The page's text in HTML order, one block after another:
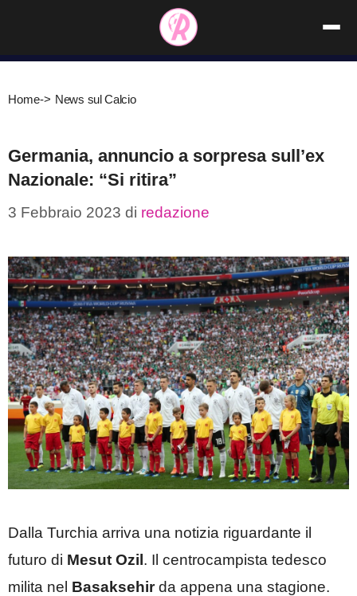
contenuto
Home-> News sul Calcio
Germania, annuncio a sorpresa sull’ex
Nazionale: “Si ritira”
3 Febbraio 2023 di redazione
Dalla Turchia arriva una notizia riguardante il
futuro di Mesut Ozil. Il centrocampista tedesco
milita nel Basaksehirda appena una stagione.